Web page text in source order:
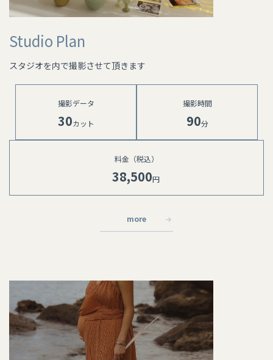
Studio Plan
スタジオを内で撮影させて頂きます
撮影データ
30カット
撮影時間
90分
料金（税込）
38,500円 ⁡
more